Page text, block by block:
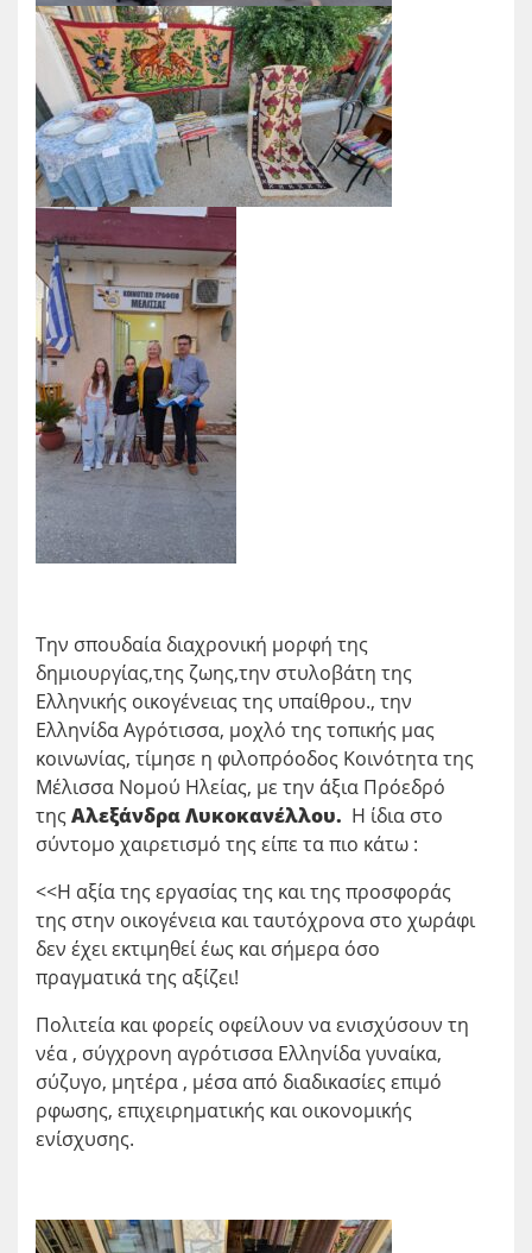
Την σπουδαία διαχρονική μορφή της
δημιουργίας,της ζωης,την στυλοβάτη της
Ελληνικής οικογένειας της υπαίθρου., την
Ελληνίδα Αγρότισσα, μοχλό της τοπικής μας
κοινωνίας, τίμησε η φιλοπρόοδος Κοινότητα της
Μέλισσα Νομού Ηλείας, με την άξια Πρόεδρό
της Αλεξάνδρα Λυκοκανέλλου. Η ίδια στο
σύντομο χαιρετισμό της είπε τα πιο κάτω :
<<Η αξία της εργασίας της και της προσφοράς
της στην οικογένεια και ταυτόχρονα στο χωράφι
δεν έχει εκτιμηθεί έως και σήμερα όσο
πραγματικά της αξίζει!
Πολιτεία και φορείς οφείλουν να ενισχύσουν τη
νέα , σύγχρονη αγρότισσα Ελληνίδα γυναίκα,
σύζυγο, μητέρα , μέσα από διαδικασίες επιμό
ρφωσης, επιχειρηματικής και οικονομικής
ενίσχυσης.